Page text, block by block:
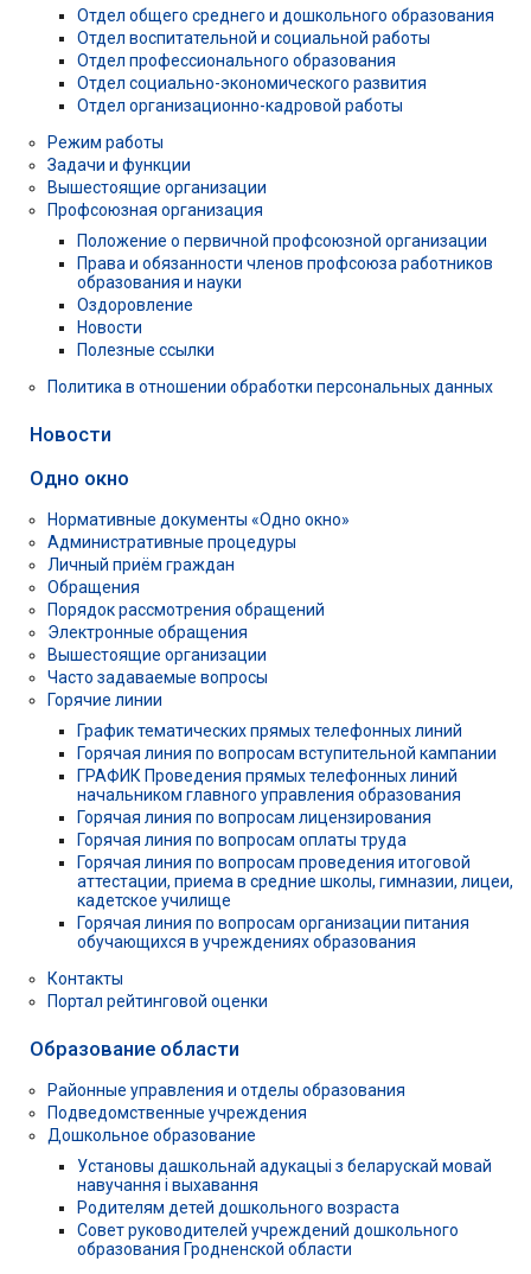
Отдел общего среднего и дошкольного образования
Отдел воспитательной и социальной работы
Отдел профессионального образования
Отдел социально-экономического развития
Отдел организационно-кадровой работы
Режим работы
Задачи и функции
Вышестоящие организации
Профсоюзная организация
Положение о первичной профсоюзной организации
Права и обязанности членов профсоюза работников
образования и науки
Оздоровление
Новости
Полезные ссылки
Политика в отношении обработки персональных данных
Новости
Одно окно
Нормативные документы «Одно окно»
Административные процедуры
Личный приём граждан
Обращения
Порядок рассмотрения обращений
Электронные обращения
Вышестоящие организации
Часто задаваемые вопросы
Горячие линии
График тематических прямых телефонных линий
Горячая линия по вопросам вступительной кампании
ГРАФИК Проведения прямых телефонных линий
начальником главного управления образования
Горячая линия по вопросам лицензирования
Горячая линия по вопросам оплаты труда
Горячая линия по вопросам проведения итоговой
аттестации, приема в средние школы, гимназии, лицеи,
кадетское училище
Горячая линия по вопросам организации питания
обучающихся в учреждениях образования
Контакты
Портал рейтинговой оценки
Образование области
Районные управления и отделы образования
Подведомственные учреждения
Дошкольное образование
Установы дашкольнай адукацыі з беларускай мовай
навучання і выхавання
Родителям детей дошкольного возраста
Совет руководителей учреждений дошкольного
образования Гродненской области